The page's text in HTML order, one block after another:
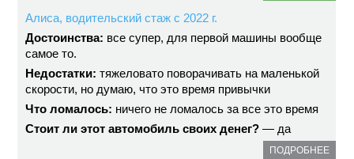
Алиса, водительский стаж с 2022 г.
Достоинства: все супер, для первой машины вообще
самое то.
Недостатки: тяжеловато поворачивать на маленькой
скорости, но думаю, что это время привычки
Что ломалось: ничего не ломалось за все это время
Стоит ли этот автомобиль своих денег? — да
ПОДРОБНЕЕ